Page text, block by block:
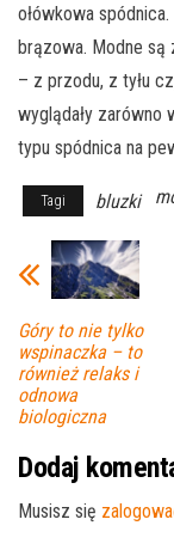
ołówkowa
brązowa. Modne
– z przodu, z tyłu
wyglądały zarówno
typu spódnica na
Tagi bluzki
Góry to nie tylko
wspinaczka – to
również relaks i
odnowa
biologiczna
Dodaj
Musisz się